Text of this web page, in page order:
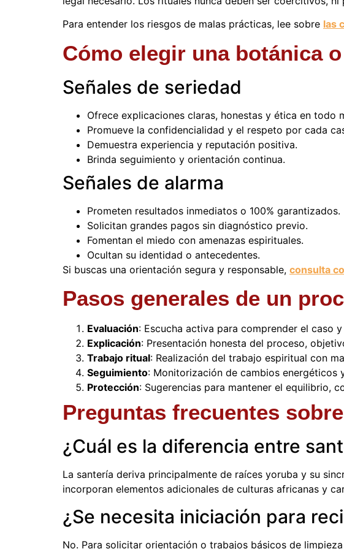
Para entender los riesgos de malas prácticas, lee sobre las
Cómo elegir una botánica
Señales de seriedad
Ofrece explicaciones claras, honestas y ética en todo
Promueve la confidencialidad y el respeto por cada
Demuestra experiencia y reputación positiva.
Brinda seguimiento y orientación continua.
Señales de alarma
Prometen resultados inmediatos o 100% garantizados.
Solicitan grandes pagos sin diagnóstico previo.
Fomentan el miedo con amenazas espirituales.
Ocultan su identidad o antecedentes.
Si buscas una orientación segura y responsable, consulta
Pasos generales de un
Evaluación: Escucha activa para comprender el caso
Explicación: Presentación honesta del proceso,
Trabajo ritual: Realización del trabajo espiritual con
Seguimiento: Monitorización de cambios energéticos
Protección: Sugerencias para mantener el equilibrio,
Preguntas frecuentes
¿Cuál es la diferencia entre
La santería deriva principalmente de raíces yoruba y su
incorporan elementos adicionales de culturas africanas y
¿Se necesita iniciación para
No. Para solicitar orientación o trabajos básicos de